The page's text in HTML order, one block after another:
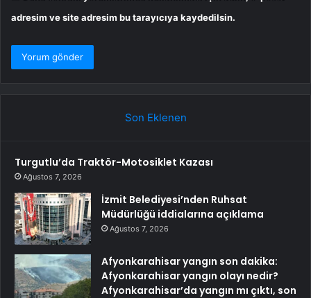
adresim ve site adresim bu tarayıcıya kaydedilsin.
Son Eklenen
Turgutlu’da Traktör-Motosiklet Kazası
Ağustos 7, 2026
İzmit Belediyesi’nden Ruhsat
Müdürlüğü iddialarına açıklama
Ağustos 7, 2026
Afyonkarahisar yangın son dakika:
Afyonkarahisar yangın olayı nedir?
Afyonkarahisar’da yangın mı çıktı, son